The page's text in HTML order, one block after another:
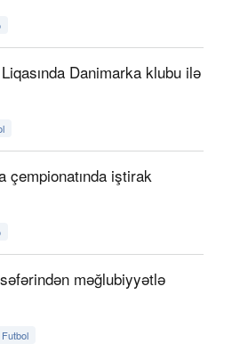
Danimarka klubu ilə
çempionatında iştirak
məğlubiyyətlə
Futbol